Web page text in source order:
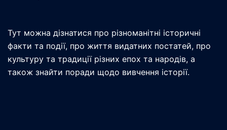
Тут можна дізнатися про різноманітні історичні
факти та події, про життя видатних постатей, про
культуру та традиції різних епох та народів, а
також знайти поради щодо вивчення історії.